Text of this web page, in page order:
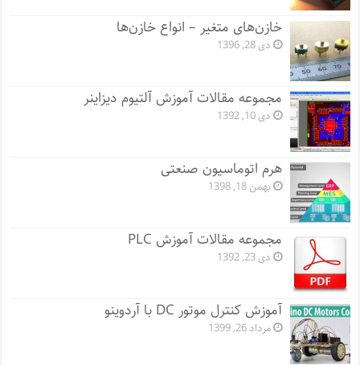
خازن‌های متغیر – انواع خازن‌ها
دی 28, 1396
مجموعه مقالات آموزش آلتیوم دیزاینر
دی 10, 1392
هرم اتوماسیون صنعتی
بهمن 18, 1398
مجموعه مقالات آموزش PLC
دی 23, 1392
آموزش کنترل موتور DC با آردوینو
مرداد 26, 1399